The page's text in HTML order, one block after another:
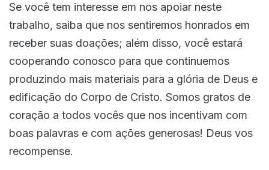
Se você tem interesse em nos apoiar neste
trabalho, saiba que nos sentiremos honrados em
receber suas doações; além disso, você estará
cooperando conosco para que continuemos
produzindo mais materiais para a glória de Deus e
edificação do Corpo de Cristo. Somos gratos de
coração a todos vocês que nos incentivam com
boas palavras e com ações generosas! Deus vos
recompense.